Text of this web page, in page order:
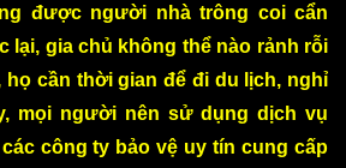
được người nhà trông coi cẩn
lại, gia chủ không thể nào rảnh rỗi
họ cần thời gian để đi du lịch, nghỉ
mọi người nên sử dụng dịch vụ
công ty bảo vệ uy tín cung cấp